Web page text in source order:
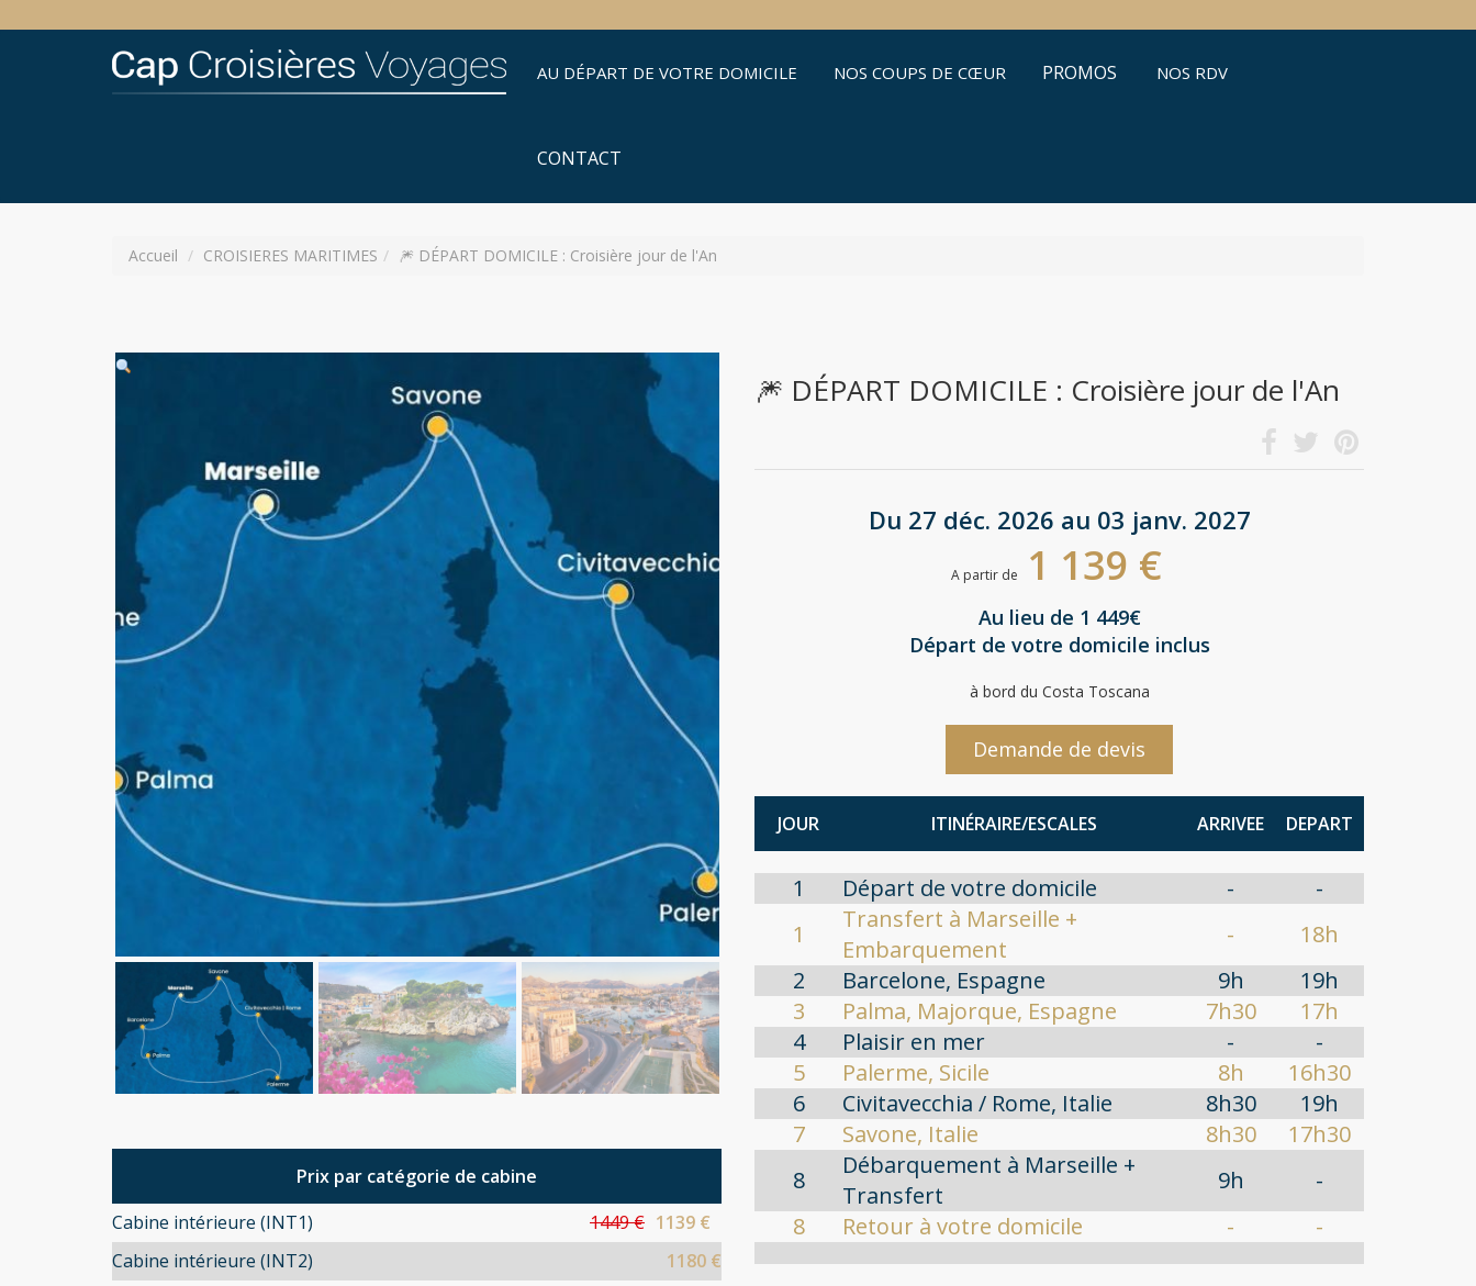
AU DÉPART DE VOTRE DOMICILE NOS COUPS DE CŒUR PROMOS NOS RDV
CONTACT
Accueil CROISIERES MARITIMES 🎆 DÉPART DOMICILE : Croisière jour de l'An
🎆 DÉPART DOMICILE : Croisière jour de l'An
Du 27 déc. 2026 au 03 janv. 2027
A partir de 1 139 €
Au lieu de 1 449€
Départ de votre domicile inclus
à bord du Costa Toscana
Demande de devis
JOUR ITINÉRAIRE/ESCALES ARRIVEE DEPART
1 Départ de votre domicile -
-
1
Transfert à Marseille +
Embarquement
-
18h
2
Barcelone, Espagne 9h
19h
3
Palma, Majorque, Espagne 7h30
17h
4
Plaisir en mer -
-
5
Palerme, Sicile 8h
16h30
6
Civitavecchia / Rome, Italie 8h30
19h
7
Savone, Italie 8h30
17h30
8
Débarquement à Marseille +
Transfert
9h
-
8
Retour à votre domicile - -
Prix par catégorie de cabine
Cabine intérieure (INT1)
1449 € 1139 €
Cabine intérieure (INT2)
1180 €